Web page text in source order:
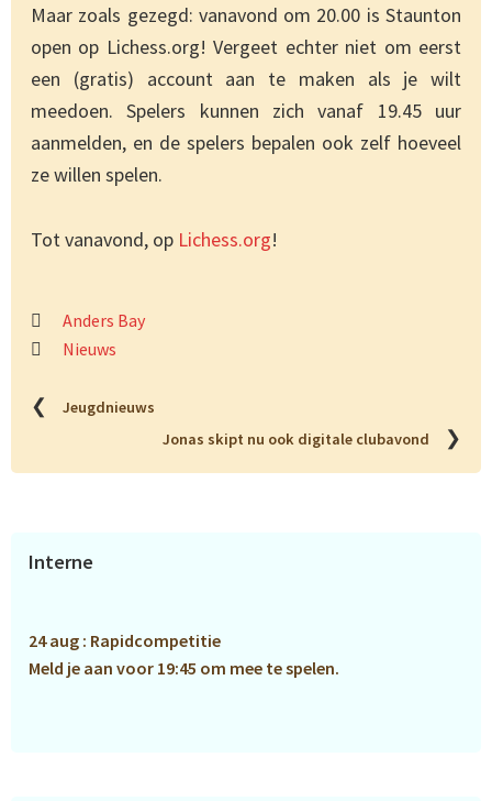
Maar zoals gezegd: vanavond om 20.00 is Staunton
open op Lichess.org! Vergeet echter niet om eerst
een (gratis) account aan te maken als je wilt
meedoen. Spelers kunnen zich vanaf 19.45 uur
aanmelden, en de spelers bepalen ook zelf hoeveel
ze willen spelen.
Tot vanavond, op Lichess.org!
Anders Bay
Nieuws
❮
Jeugdnieuws
Jonas skipt nu ook digitale clubavond
❯
Primaire
Interne
24 aug : Rapidcompetitie
Meld je aan voor 19:45 om mee te spelen.